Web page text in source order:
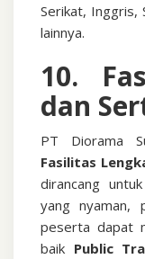
Serikat, Inggris,
lainnya.
10.
dan
PT Diorama
Fasilitas
dirancang
yang nyaman,
peserta dapat
baik Public